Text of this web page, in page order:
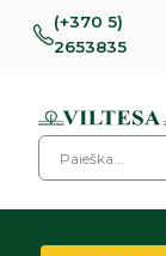
(+370 5)
2653835